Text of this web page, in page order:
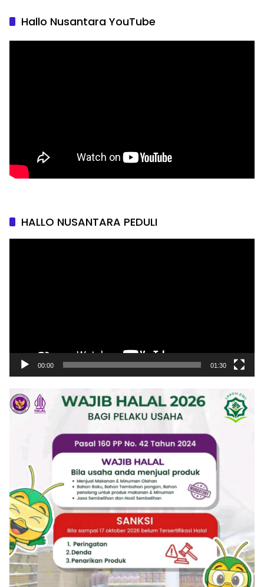
Hallo Nusantara YouTube
HALLO NUSANTARA PEDULI
00:00 01:30